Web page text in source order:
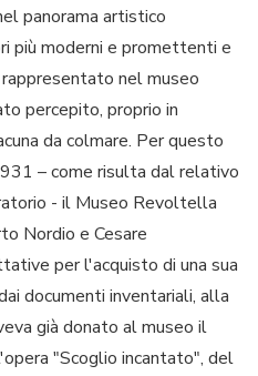
panorama artistico
più moderni e promettenti e
nel museo
percepito, proprio in
da colmare. Per questo
– come risulta dal relativo
- il Museo Revoltella
Nordio e Cesare
per l'acquisto di una sua
documenti inventariali, alla
già donato al museo il
"Scoglio incantato", del